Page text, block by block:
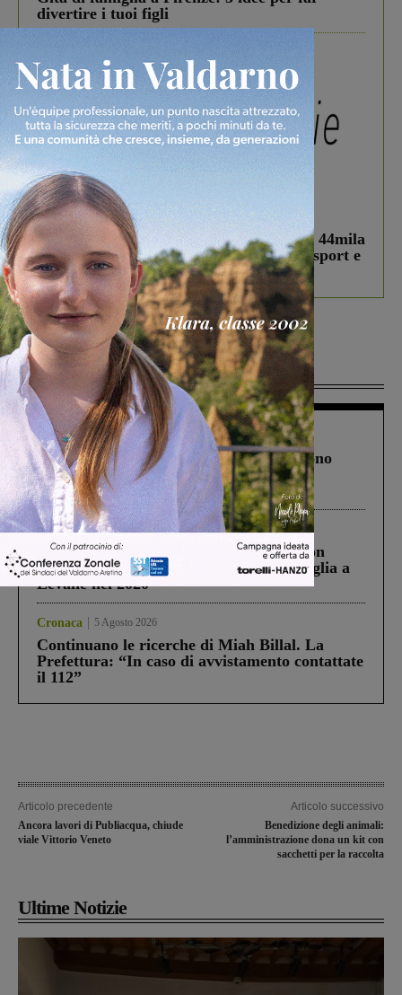
divertire i tuoi figli
In vetrina 3 Agosto 2026
Estra Notizie agosto: Smart Cities, oltre 44mila
studenti coinvolti, torna il bando per lo sport e
debutta il podcast Estrair
Più lette
Cronaca 4 Agosto 2026
Un anno fa la strage in A1 in cui morirono
Gianni, Giulia e Franco. Lo schianto, il
processo, lo stop ai sorpassi fra tir....
Cronaca 3 Agosto 2026
Scomparso da una struttura di Castiglion
Fiorentino l’uomo che aveva ucciso la figlia a
Levane nel 2020
Cronaca 5 Agosto 2026
Continuano le ricerche di Miah Billal. La
Prefettura: “In caso di avvistamento contattate
il 112”
Articolo precedente
Ancora lavori di Publiacqua, chiude
viale Vittorio Veneto
Articolo successivo
Benedizione degli animali:
l’amministrazione dona un kit con
sacchetti per la raccolta
Ultime Notizie